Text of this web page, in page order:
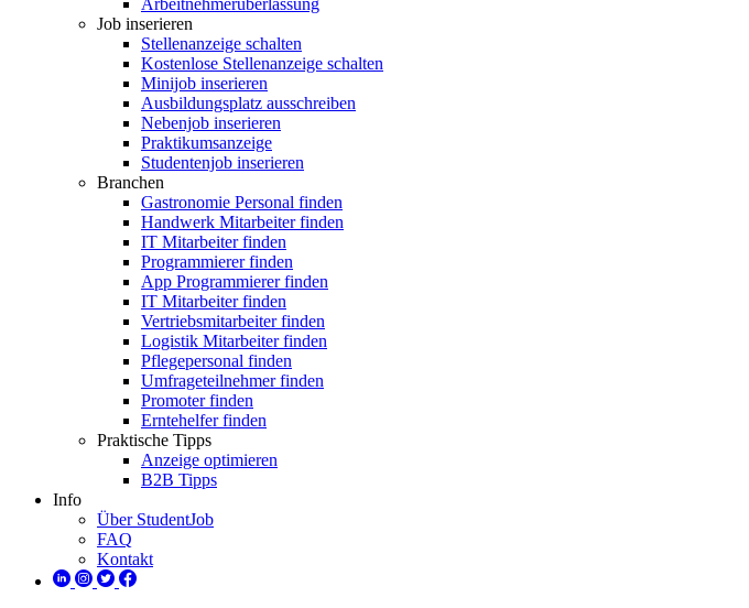
Arbeitnehmerüberlassung
Job inserieren
Stellenanzeige schalten
Kostenlose Stellenanzeige schalten
Minijob inserieren
Ausbildungsplatz ausschreiben
Nebenjob inserieren
Praktikumsanzeige
Studentenjob inserieren
Branchen
Gastronomie Personal finden
Handwerk Mitarbeiter finden
IT Mitarbeiter finden
Programmierer finden
App Programmierer finden
IT Mitarbeiter finden
Vertriebsmitarbeiter finden
Logistik Mitarbeiter finden
Pflegepersonal finden
Umfrageteilnehmer finden
Promoter finden
Erntehelfer finden
Praktische Tipps
Anzeige optimieren
B2B Tipps
Info
Über StudentJob
FAQ
Kontakt